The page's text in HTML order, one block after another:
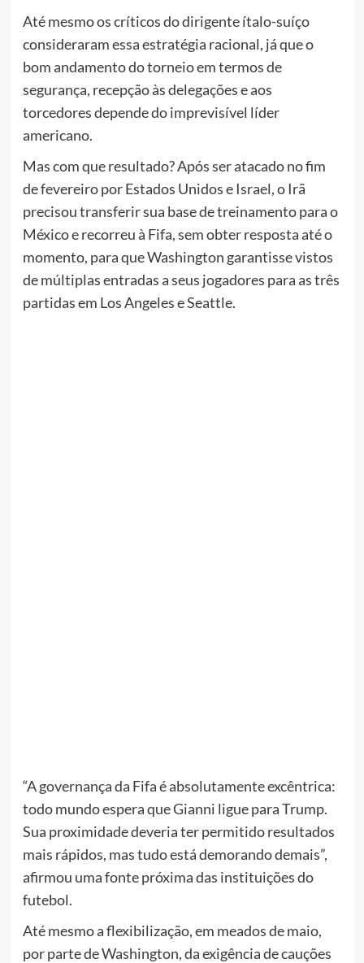
Até mesmo os críticos do dirigente ítalo-suíço
consideraram essa estratégia racional, já que o
bom andamento do torneio em termos de
segurança, recepção às delegações e aos
torcedores depende do imprevisível líder
americano.
Mas com que resultado? Após ser atacado no fim
de fevereiro por Estados Unidos e Israel, o Irã
precisou transferir sua base de treinamento para o
México e recorreu à Fifa, sem obter resposta até o
momento, para que Washington garantisse vistos
de múltiplas entradas a seus jogadores para as três
partidas em Los Angeles e Seattle.
“A governança da Fifa é absolutamente excêntrica:
todo mundo espera que Gianni ligue para Trump.
Sua proximidade deveria ter permitido resultados
mais rápidos, mas tudo está demorando demais”,
afirmou uma fonte próxima das instituições do
futebol.
Até mesmo a flexibilização, em meados de maio,
por parte de Washington, da exigência de cauções